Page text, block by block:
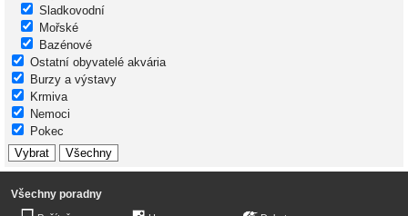
Sladkovodní
Mořské
Bazénové
Ostatní obyvatelé akvária
Burzy a výstavy
Krmiva
Nemoci
Pokec
Všechny poradny